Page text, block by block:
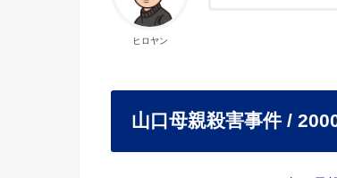
ヒロヤン
山口母親殺害事件 /